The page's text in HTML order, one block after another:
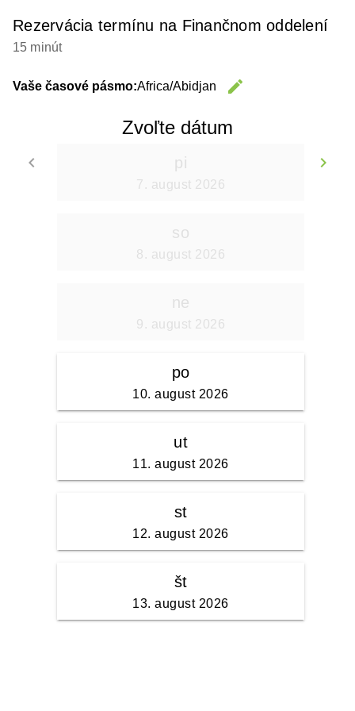
Rezervácia termínu na Finančnom oddelení
15 minút
Vaše časové pásmo:Africa/Abidjan
edit
Zvoľte dátum
keyboard_arrow_left
Go back
keyboard_arrow_right
pi
7. august 2026
so
8. august 2026
ne
9. august 2026
po
10. august 2026
ut
11. august 2026
st
12. august 2026
št
13. august 2026